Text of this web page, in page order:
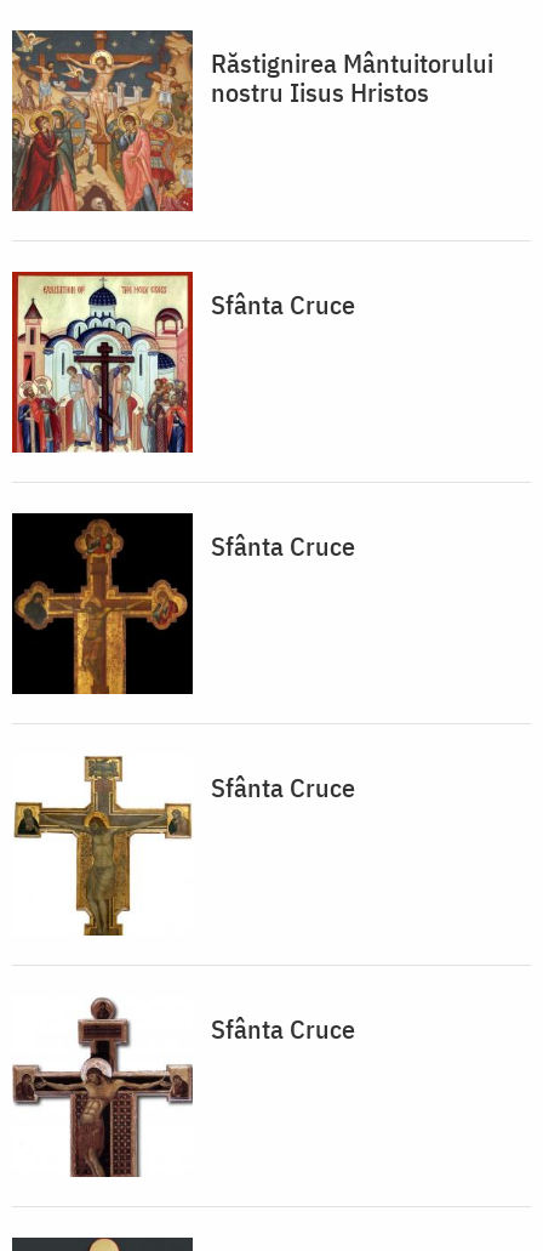
Răstignirea Mântuitorului
nostru Iisus Hristos
Sfânta Cruce
Sfânta Cruce
Sfânta Cruce
Sfânta Cruce